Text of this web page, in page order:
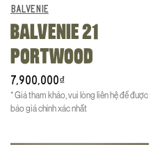
BALVENIE
BALVENIE 21
PORTWOOD
7,900,000₫
* Giá tham khảo, vui lòng liên hệ để được
báo giá chính xác nhất